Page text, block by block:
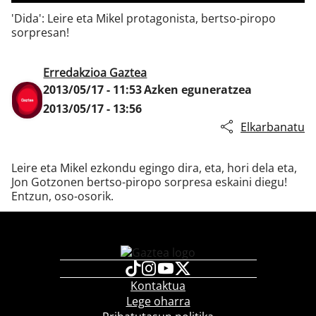
'Dida': Leire eta Mikel protagonista, bertso-piropo
sorpresan!
Erredakzioa Gaztea
2013/05/17 - 11:53Azken eguneratzea
2013/05/17 - 13:56
Elkarbanatu
Leire eta Mikel ezkondu egingo dira, eta, hori dela eta,
Jon Gotzonen bertso-piropo sorpresa eskaini diegu!
Entzun, oso-osorik.
Kontaktua
Lege oharra